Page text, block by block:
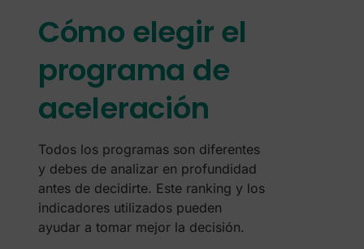
Cómo elegir el
programa de
aceleración
Todos los programas son diferentes
y debes de analizar en profundidad
antes de decidirte. Este ranking y los
indicadores utilizados pueden
ayudar a tomar mejor la decisión.